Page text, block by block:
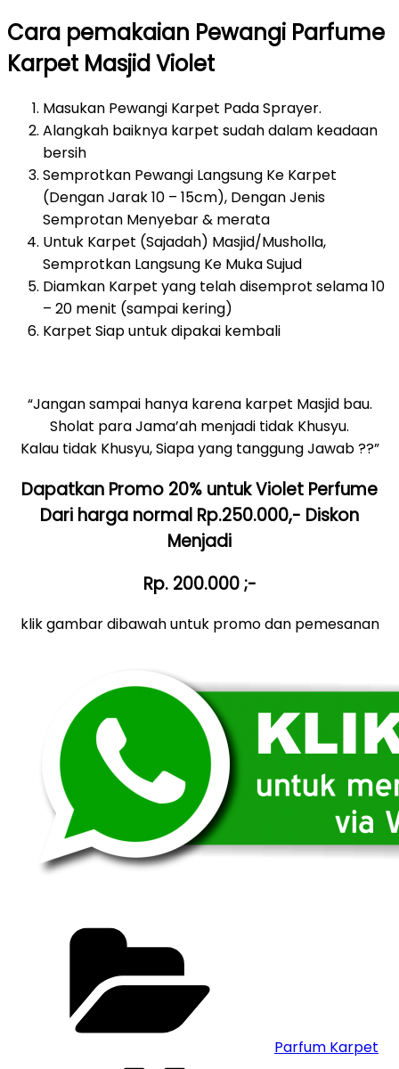
Cara pemakaian Pewangi Parfume
Karpet Masjid Violet
Masukan Pewangi Karpet Pada Sprayer.
Alangkah baiknya karpet sudah dalam keadaan
bersih
Semprotkan Pewangi Langsung Ke Karpet
(Dengan Jarak 10 – 15cm), Dengan Jenis
Semprotan Menyebar & merata
Untuk Karpet (Sajadah) Masjid/Musholla,
Semprotkan Langsung Ke Muka Sujud
Diamkan Karpet yang telah disemprot selama 10
– 20 menit (sampai kering)
Karpet Siap untuk dipakai kembali
“Jangan sampai hanya karena karpet Masjid bau.
Sholat para Jama’ah menjadi tidak Khusyu.
Kalau tidak Khusyu, Siapa yang tanggung Jawab ??”
Dapatkan Promo 20% untuk Violet Perfume
Dari harga normal Rp.250.000,- Diskon
Menjadi
Rp. 200.000 ;-
klik gambar dibawah untuk promo dan pemesanan
Parfum Karpet